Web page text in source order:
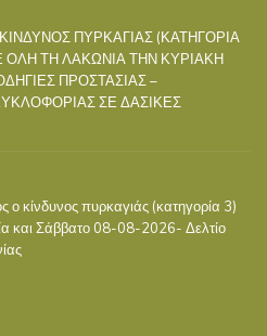
ΠΥΡΚΑΓΙΑΣ (ΚΑΤΗΓΟΡΙΑ
ΟΛΗ ΤΗ ΛΑΚΩΝΙΑ ΤΗΝ ΚΥΡΙΑΚΗ
ΠΡΟΣΤΑΣΙΑΣ –
ΣΕ ΔΑΣΙΚΕΣ
ο κίνδυνος πυρκαγιάς (κατηγορία 3)
και Σάββατο 08-08-2026- Δελτίο